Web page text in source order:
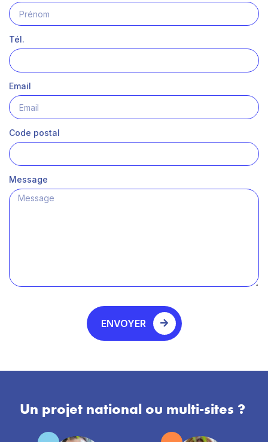
Tél.
Email
Code postal
Message
ENVOYER
Un projet national ou multi-sites ?